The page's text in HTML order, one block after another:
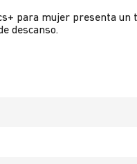
para mujer presenta un
descanso.